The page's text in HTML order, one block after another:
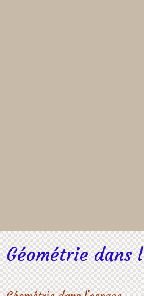
Géométrie dans